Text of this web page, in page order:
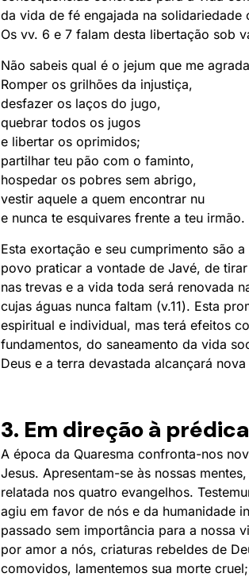
da vida de fé engajada na
Os vv. 6 e 7 falam desta libertação sob
Não sabeis qual é o jejum que me
Romper os grilhões da injustiça,
desfazer os laços do jugo,
quebrar todos os jugos
e libertar os oprimidos;
partilhar teu pão com o faminto,
hospedar os pobres sem abrigo,
vestir aquele a quem encontrar nu
e nunca te esquivares frente a teu irmão.
Esta exortação e seu cumprimento são
povo praticar a vontade de Javé, de
nas trevas e a vida toda será renovada
cujas águas nunca faltam (v.11). Esta
espiritual e individual, mas terá efeitos
fundamentos, do saneamento da vida
Deus e a terra devastada alcançará
3. Em direção à prédica
A época da Quaresma confronta-nos
Jesus. Apresentam-se às nossas
relatada nos quatro evangelhos.
agiu em favor de nós e da humanidade
passado sem importância para a nossa
por amor a nós, criaturas rebeldes de
comovidos, lamentemos sua morte